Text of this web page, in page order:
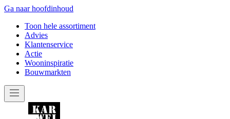
Ga naar hoofdinhoud
Toon hele assortiment
Advies
Klantenservice
Actie
Wooninspiratie
Bouwmarkten